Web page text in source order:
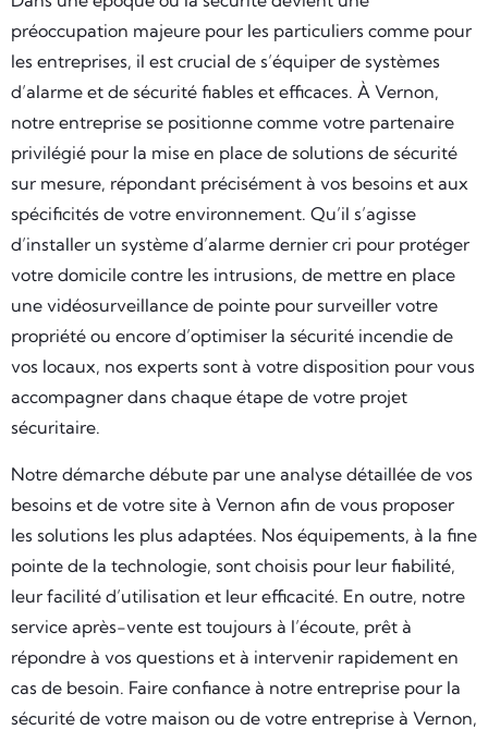
préoccupation majeure pour les particuliers comme pour
les entreprises, il est crucial de s’équiper de systèmes
d’alarme et de sécurité fiables et efficaces. À Vernon,
notre entreprise se positionne comme votre partenaire
privilégié pour la mise en place de solutions de sécurité
sur mesure, répondant précisément à vos besoins et aux
spécificités de votre environnement. Qu’il s’agisse
d’installer un système d’alarme dernier cri pour protéger
votre domicile contre les intrusions, de mettre en place
une vidéosurveillance de pointe pour surveiller votre
propriété ou encore d’optimiser la sécurité incendie de
vos locaux, nos experts sont à votre disposition pour vous
accompagner dans chaque étape de votre projet
sécuritaire.
Notre démarche débute par une analyse détaillée de vos
besoins et de votre site à Vernon afin de vous proposer
les solutions les plus adaptées. Nos équipements, à la fine
pointe de la technologie, sont choisis pour leur fiabilité,
leur facilité d’utilisation et leur efficacité. En outre, notre
service après-vente est toujours à l’écoute, prêt à
répondre à vos questions et à intervenir rapidement en
cas de besoin. Faire confiance à notre entreprise pour la
sécurité de votre maison ou de votre entreprise à Vernon,